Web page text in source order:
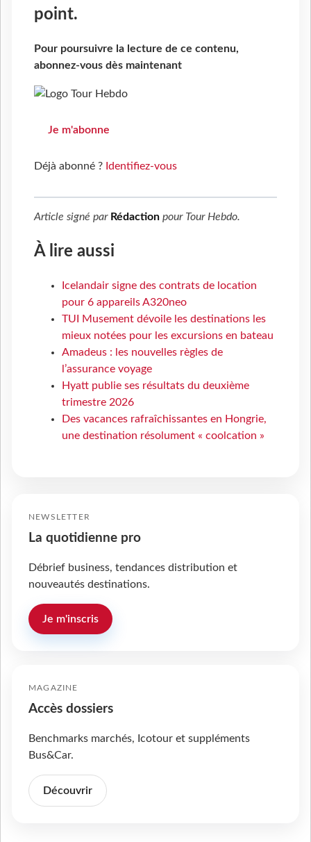
point.
Pour poursuivre la lecture de ce contenu,
abonnez-vous dès maintenant
Je m'abonne
Déjà abonné ? Identifiez-vous
Article signé par Rédaction pour Tour Hebdo.
À lire aussi
Icelandair signe des contrats de location
pour 6 appareils A320neo
TUI Musement dévoile les destinations les
mieux notées pour les excursions en bateau
Amadeus : les nouvelles règles de
l’assurance voyage
Hyatt publie ses résultats du deuxième
trimestre 2026
Des vacances rafraîchissantes en Hongrie,
une destination résolument « coolcation »
NEWSLETTER
La quotidienne pro
Débrief business, tendances distribution et
nouveautés destinations.
Je m'inscris
MAGAZINE
Accès dossiers
Benchmarks marchés, Icotour et suppléments
Bus&Car.
Découvrir